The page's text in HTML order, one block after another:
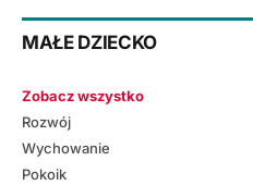
MAŁE DZIECKO
Zobacz wszystko
Rozwój
Wychowanie
Pokoik